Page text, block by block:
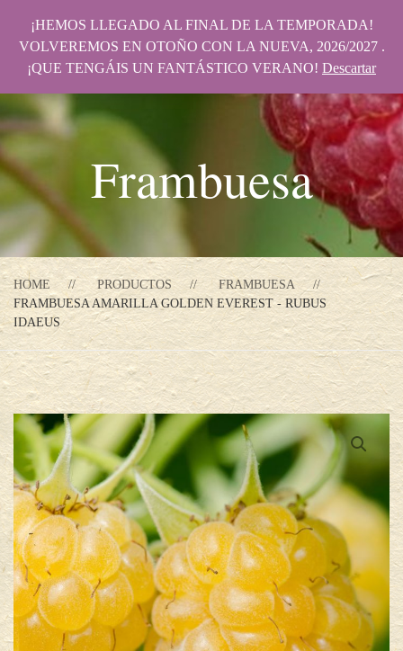
Frambuesa
HOME PRODUCTOS
FRAMBUESA
FRAMBUESA AMARILLA GOLDEN EVEREST - RUBUS
IDAEUS
¡HEMOS LLEGADO AL FINAL DE LA TEMPORADA!
VOLVEREMOS EN OTOÑO CON LA NUEVA, 2026/2027 .
¡QUE TENGÁIS UN FANTÁSTICO VERANO! Descartar